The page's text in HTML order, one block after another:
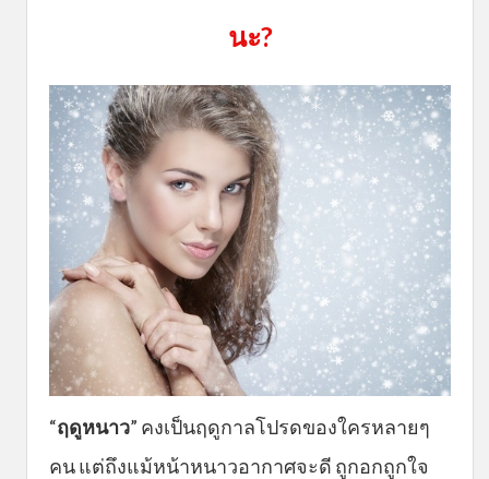
นะ?
“ฤดูหนาว” คงเป็นฤดูกาลโปรดของใครหลายๆ
คน แต่ถึงแม้หน้าหนาวอากาศจะดี ถูกอกถูกใจ